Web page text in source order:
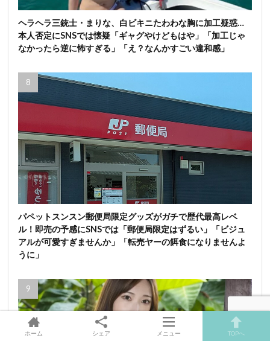
ヘラヘラ三銃士・まりな、白ビキニたわわな胸に加工疑惑…
本人否定にSNSでは懐疑「ギャグやけどもはや」「加工じゃ
なかったら逆に怖すぎる」「え？なんかすごい違和感」
パペットスンスン郵便局限定グッズがガチで歴代最高レベ
ル！即売の予感にSNSでは「郵便局限定はずるい」「ビジュ
アルが可愛すぎませんか」「転売ヤーの餌食になりませんよ
うに」
ホーム シェア メニュー TOPへ